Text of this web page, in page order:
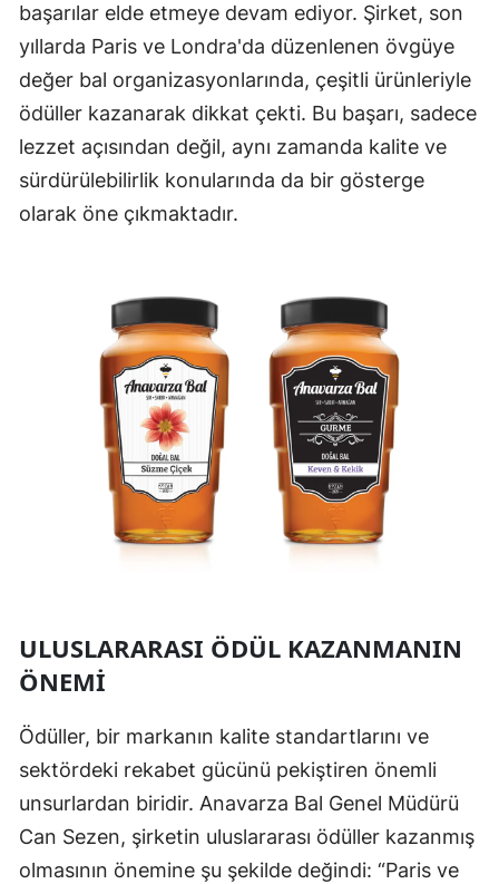
başarılar elde etmeye devam ediyor. Şirket, son
yıllarda Paris ve Londra'da düzenlenen övgüye
değer bal organizasyonlarında, çeşitli ürünleriyle
ödüller kazanarak dikkat çekti. Bu başarı, sadece
lezzet açısından değil, aynı zamanda kalite ve
sürdürülebilirlik konularında da bir gösterge
olarak öne çıkmaktadır.
ULUSLARARASI ÖDÜL KAZANMANIN
ÖNEMI
Ödüller, bir markanın kalite standartlarını ve
sektördeki rekabet gücünü pekiştiren önemli
unsurlardan biridir. Anavarza Bal Genel Müdürü
Can Sezen, şirketin uluslararası ödüller kazanmış
olmasının önemine şu şekilde değindi: “Paris ve